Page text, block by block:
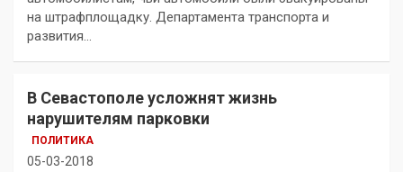
на штрафплощадку. Департамента транспорта и
развития…
В Севастополе усложнят жизнь
нарушителям парковки
ПОЛИТИКА
05-03-2018